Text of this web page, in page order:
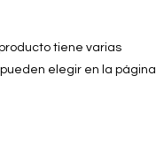
tiene varias
elegir en la página